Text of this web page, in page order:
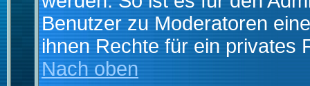
Benutzer zu Moderatoren
ihnen Rechte für ein privates
Nach oben